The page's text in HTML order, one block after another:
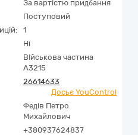
За вартістю придбання
Поступовий
1
Ні
ВІйськова частина
А3215
26614633
Досьє YouControl
Федів Петро
Михайлович
+380937624837